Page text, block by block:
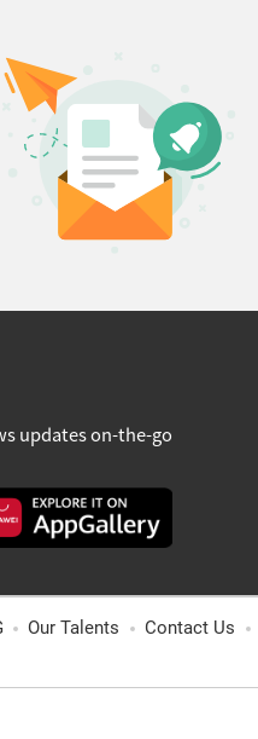
updates on-the-go
Our Talents Contact Us